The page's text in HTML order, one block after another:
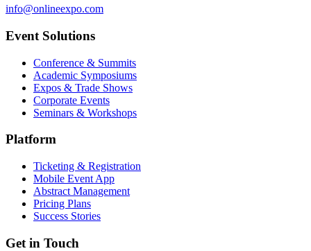
info@onlineexpo.com
Event Solutions
Conference & Summits
Academic Symposiums
Expos & Trade Shows
Corporate Events
Seminars & Workshops
Platform
Ticketing & Registration
Mobile Event App
Abstract Management
Pricing Plans
Success Stories
Get in Touch